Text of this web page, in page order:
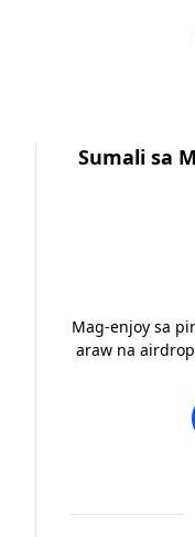
Sumali sa
Mag-enjoy sa
araw na